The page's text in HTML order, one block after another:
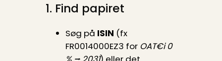
1. Find papiret
Søg på ISIN (fx
FR0014000EZ3 for OAT€i 0